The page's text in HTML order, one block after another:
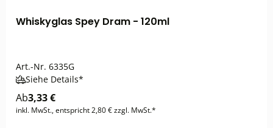
Whiskyglas Spey Dram - 120ml
Art.-Nr. 6335G
Siehe Details*
Ab3,33 €
inkl. MwSt., entspricht 2,80 € zzgl. MwSt.*